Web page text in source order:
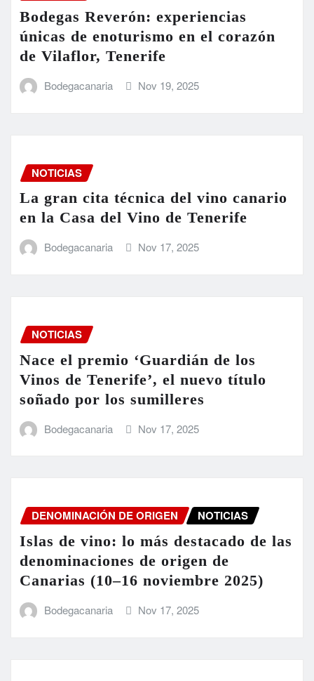
Bodegas Reverón: experiencias
únicas de enoturismo en el corazón
de Vilaflor, Tenerife
Bodegacanaria Nov 19, 2025
NOTICIAS
La gran cita técnica del vino canario
en la Casa del Vino de Tenerife
Bodegacanaria Nov 17, 2025
NOTICIAS
Nace el premio ‘Guardián de los
Vinos de Tenerife’, el nuevo título
soñado por los sumilleres
Bodegacanaria Nov 17, 2025
DENOMINACIÓN DE ORIGEN NOTICIAS
Islas de vino: lo más destacado de las
denominaciones de origen de
Canarias (10–16 noviembre 2025)
Bodegacanaria Nov 17, 2025